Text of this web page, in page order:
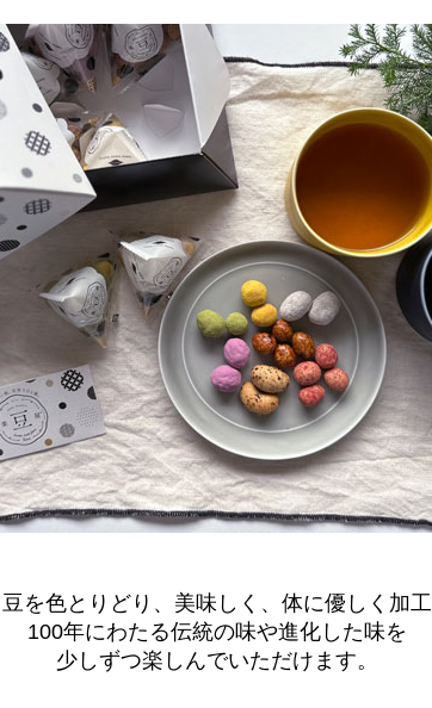
豆を色とりどり、美味しく、体に優しく加工
100年にわたる伝統の味や進化した味を
少しずつ楽しんでいただけます。